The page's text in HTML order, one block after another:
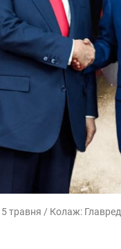
травня / Колаж: Главред